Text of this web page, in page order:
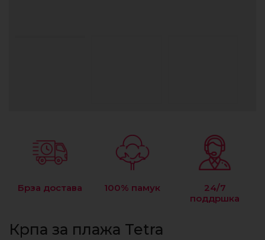
Брза достава 100% памук
24/7
поддршка
Крпа за плажа Tetra